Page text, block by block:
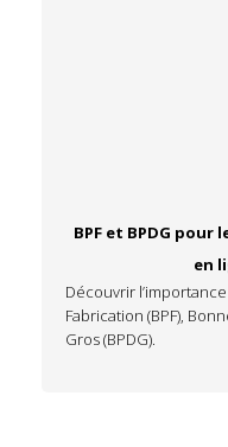
BPF et BPDG
en
Découvrir
Fabrication (BPF),
Gros (BPDG).